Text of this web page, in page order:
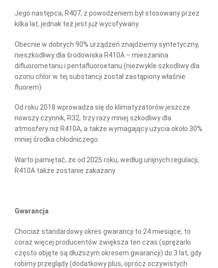
Jego następca, R407, z powodzeniem był stosowany przez
kilka lat, jednak też jest już wycofywany.
Obecnie w dobrych 90% urządzeń znajdziemy syntetyczny,
nieszkodliwy dla środowiska R410A – mieszanina
difluorometanu i pentafluoroetanu (niezwykle szkodliwy dla
ozonu chlor w tej substancji został zastąpiony właśnie
fluorem).
Od roku 2018 wprowadza się do klimatyzatorów jeszcze
nowszy czynnik, R32, trzy razy mniej szkodliwy dla
atmosfery niż R410A, a także wymagający użycia około 30%
mniej środka chłodniczego.
Warto pamiętać, że od 2025 roku, według unijnych regulacji,
R410A także zostanie zakazany.
Gwarancja
Chociaż standardowy okres gwarancji to 24 miesiące, to
coraz więcej producentów zwiększa ten czas (sprężarki
często objęte są dłuższym okresem gwarancji) do 3 lat, gdy
robimy przeglądy (dodatkowy plus, oprócz oczywistych